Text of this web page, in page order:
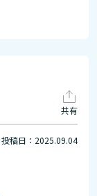
共有
稿日：2025.09.04